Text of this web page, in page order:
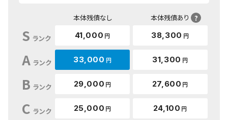
本体残債なし 本体残債あり ?
S ランク 41,000 円 38,300 円
A ランク 33,000 円 31,300 円
B ランク 29,000 円 27,600 円
C ランク 25,000 円 24,100 円